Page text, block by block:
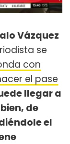
Vázquez
se
con
el pase
llegar a
de
el